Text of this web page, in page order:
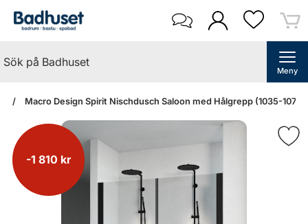
Meny
Macro Design Spirit Nischdusch Saloon med Hålgrepp (1035-
-1 810 kr